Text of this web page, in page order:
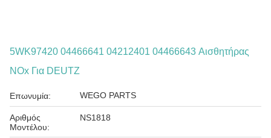
5WK97420 04466641 04212401 04466643 Αισθητήρας
NOx Για DEUTZ
Επωνυμία: WEGO PARTS
Αριθμός
Μοντέλου:
NS1818